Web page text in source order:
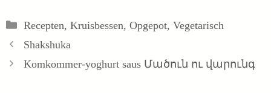
Categorieën
Recepten, Kruisbessen, Opgepot, Vegetarisch
Shakshuka
Komkommer-yoghurt saus Մածուն ու վարունգ